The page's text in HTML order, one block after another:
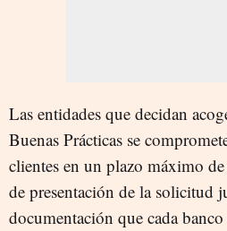
Las entidades que decidan
Buenas Prácticas se
clientes en un plazo máximo de
de presentación de la solicitud
documentación que cada banco